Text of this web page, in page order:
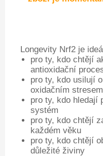
Longevity Nrf2 je
pro ty, kdo chtějí
antioxidační
pro ty, kdo usilují
oxidačním stresem
pro ty, kdo hledají
systém
pro ty, kdo chtějí
každém věku
pro ty, kdo chtějí
důležité živiny